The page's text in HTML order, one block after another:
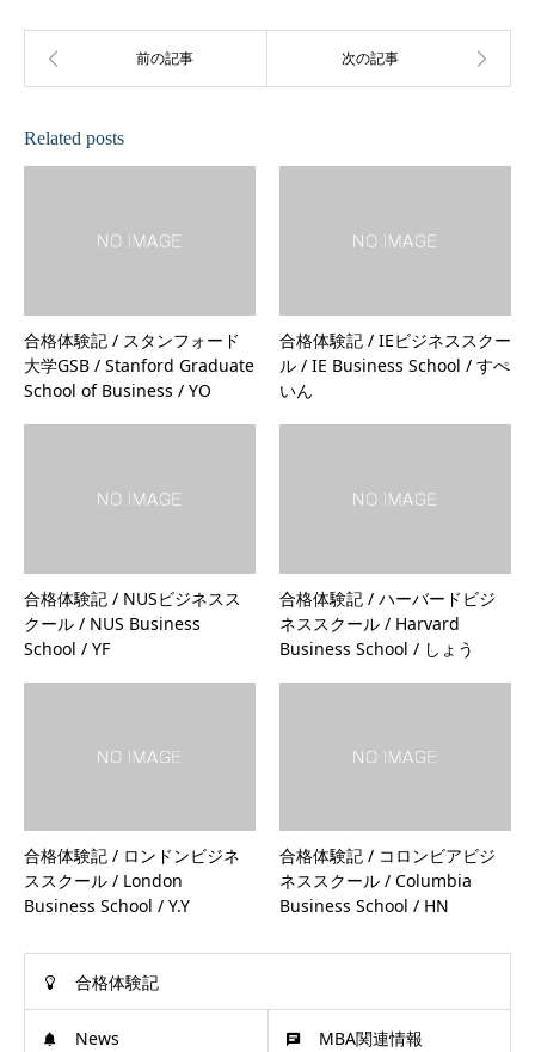
Related posts
合格体験記 / スタンフォード
大学GSB / Stanford Graduate
School of Business / YO
合格体験記 / IEビジネススクー
ル / IE Business School / すぺ
いん
合格体験記 / NUSビジネスス
クール / NUS Business
School / YF
合格体験記 / ハーバードビジ
ネススクール / Harvard
Business School / しょう
合格体験記 / ロンドンビジネ
ススクール / London
Business School / Y.Y
合格体験記 / コロンビアビジ
ネススクール / Columbia
Business School / HN
合格体験記
News MBA関連情報